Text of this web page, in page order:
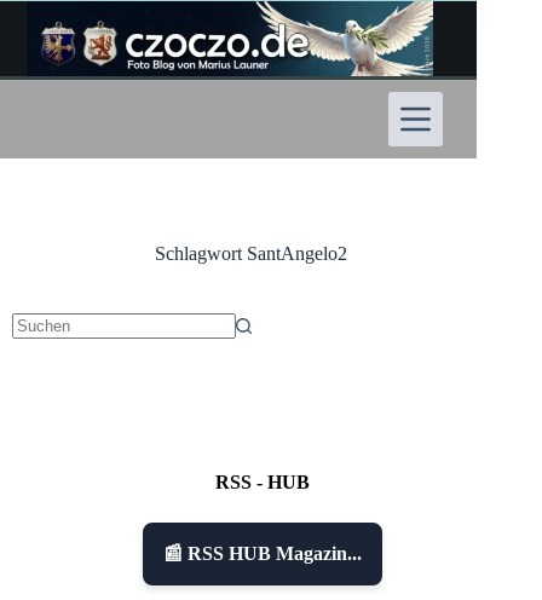
Inhalt
springen
SchlagwortSantAngelo2
RSS - HUB
📰 RSS HUB Magazin...